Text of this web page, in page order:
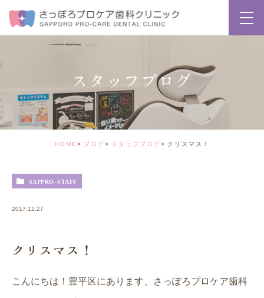
スタッフブログ
HOME ブログ スタッフブログ クリスマス！
SAPPRO-STAFF
2017.12.27
クリスマス！
こんにちは！豊平区にあります、さっぽろプロケア歯科